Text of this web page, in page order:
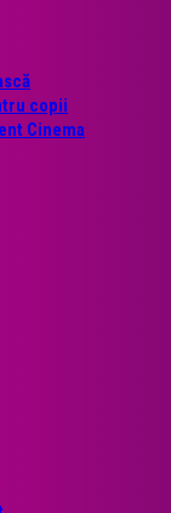
copii
Cinema